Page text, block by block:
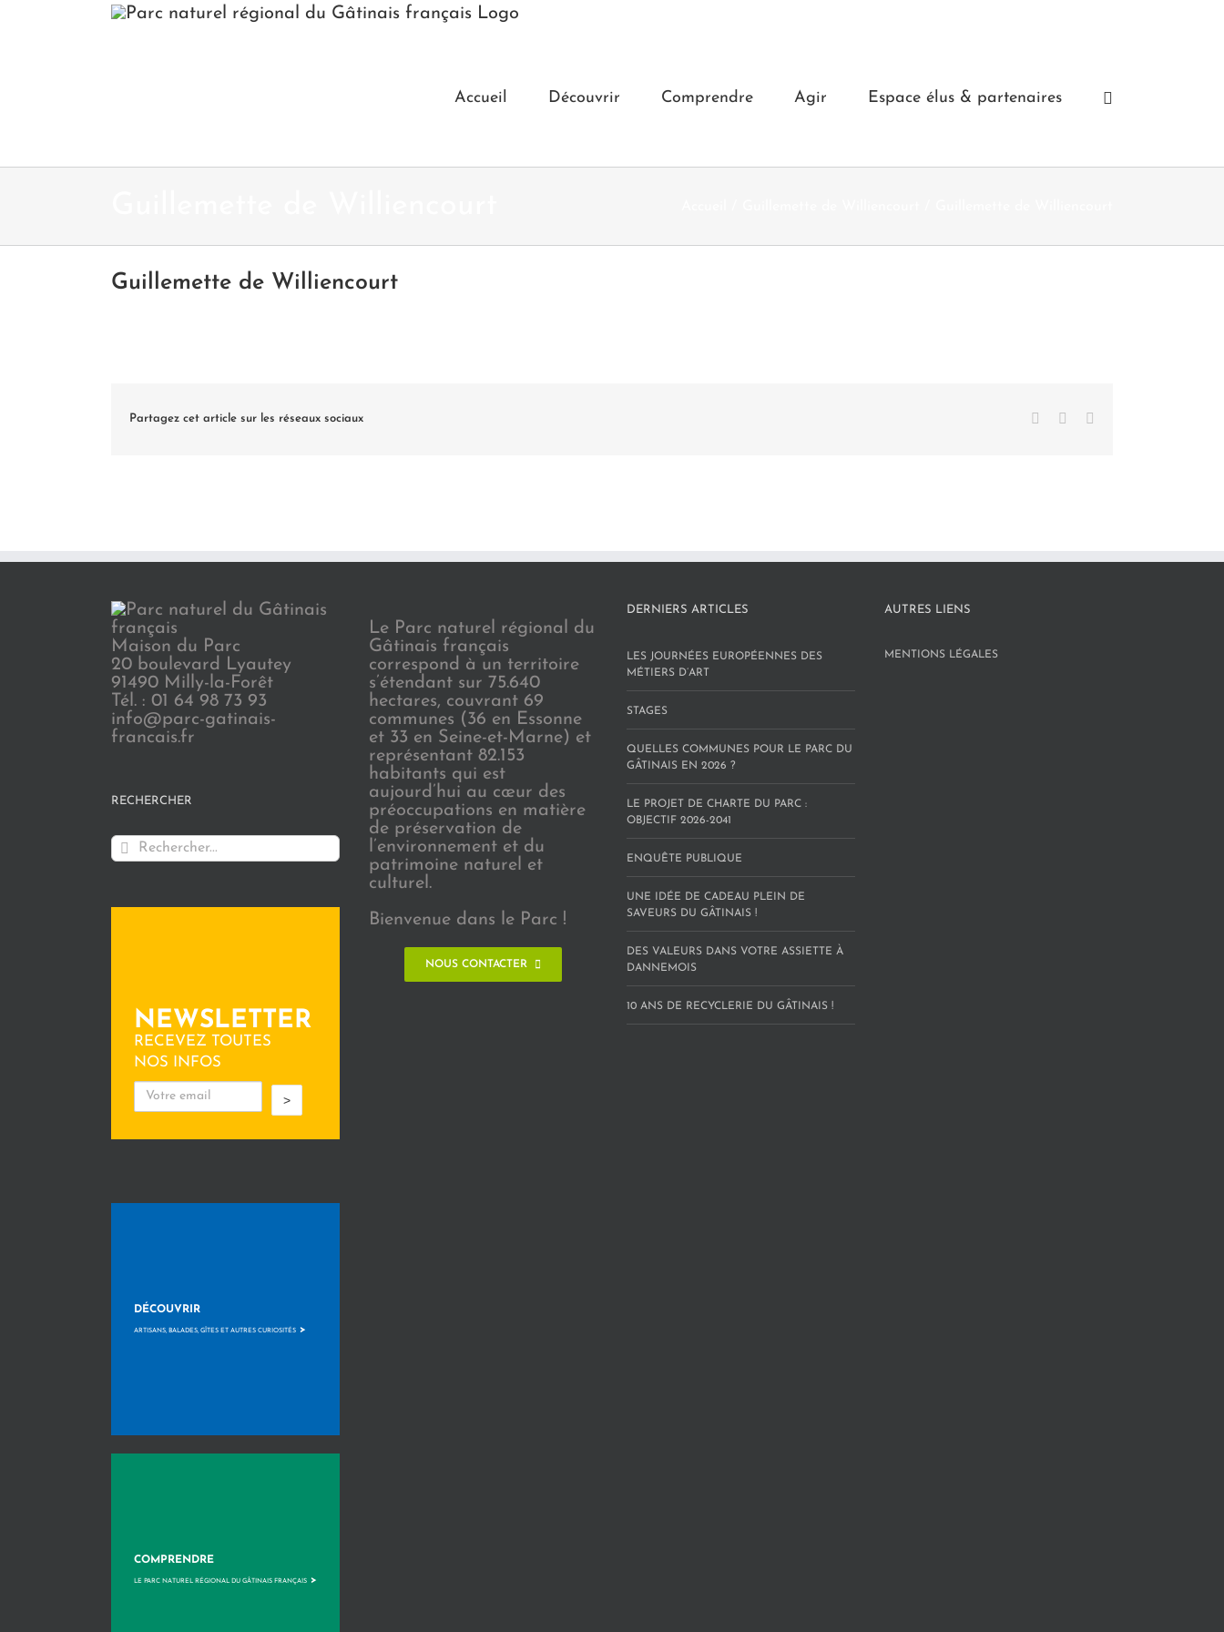
Accueil Découvrir Comprendre Agir Espace élus & partenaires
Guillemette de Williencourt
Partagez cet article sur les réseaux sociaux Facebook
Maison du Parc
20 boulevard Lyautey
91490 Milly-la-Forêt
Tél. : 01 64 98 73 93
info@parc-gatinais-
francais.fr
RECHERCHER
Rechercher:
NEWSLETTER
RECEVEZ TOUTES
NOS INFOS
>
DÉCOUVRIR
ARTISANS, BALADES, GÎTES ET AUTRES CURIOSITÉS >
COMPRENDRE
LE PARC NATUREL RÉGIONAL DU GÂTINAIS FRANÇAIS >
Le Parc naturel régional du
Gâtinais français
correspond à un territoire
s’étendant sur 75.640
hectares, couvrant 69
communes (36 en Essonne
et 33 en Seine-et-Marne) et
représentant 82.153
habitants qui est
aujourd’hui au cœur des
préoccupations en matière
de préservation de
l’environnement et du
patrimoine naturel et
culturel.
Bienvenue dans le Parc !
NOUS CONTACTER
DERNIERS ARTICLES
LES JOURNÉES EUROPÉENNES DES
MÉTIERS D’ART
STAGES
QUELLES COMMUNES POUR LE PARC DU
GÂTINAIS EN 2026 ?
LE PROJET DE CHARTE DU PARC :
OBJECTIF 2026-2041
ENQUÊTE PUBLIQUE
UNE IDÉE DE CADEAU PLEIN DE
SAVEURS DU GÂTINAIS !
DES VALEURS DANS VOTRE ASSIETTE À
DANNEMOIS
10 ANS DE RECYCLERIE DU GÂTINAIS !
AUTRES LIENS
MENTIONS LÉGALES